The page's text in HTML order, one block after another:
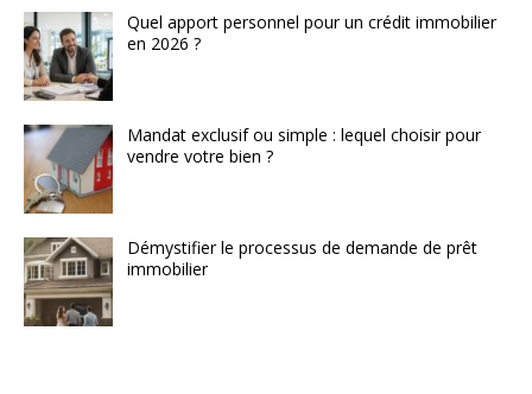
Quel apport personnel pour un crédit immobilier
en 2026 ?
Mandat exclusif ou simple : lequel choisir pour
vendre votre bien ?
Démystifier le processus de demande de prêt
immobilier